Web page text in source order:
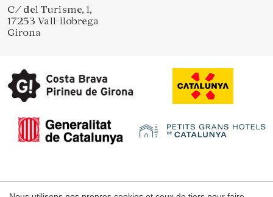
C/ del Turisme, 1,
17253 Vall-llobrega
GironaEnregistrer les paramètres